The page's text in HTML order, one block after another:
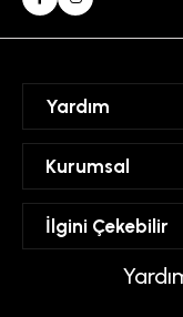
Yardım
Hesabım
Favorilerim
Kurumsal
Mesafeli Satış
Üyelik Sözleşmesi
Gizlilik ve Güvenlik
İlgini Çekebilir